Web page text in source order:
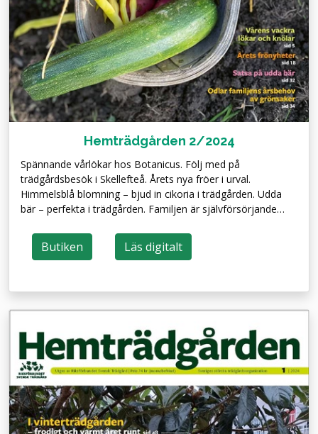
Hemträdgården 2/2024
Spännande vårlökar hos Botanicus. Följ med på
trädgårdsbesök i Skellefteå. Årets nya fröer i urval.
Himmelsblå blomning – bjud in cikoria i trädgården. Udda
bär – perfekta i trädgården. Familjen är självförsörjande…
Butiken Läs digitalt